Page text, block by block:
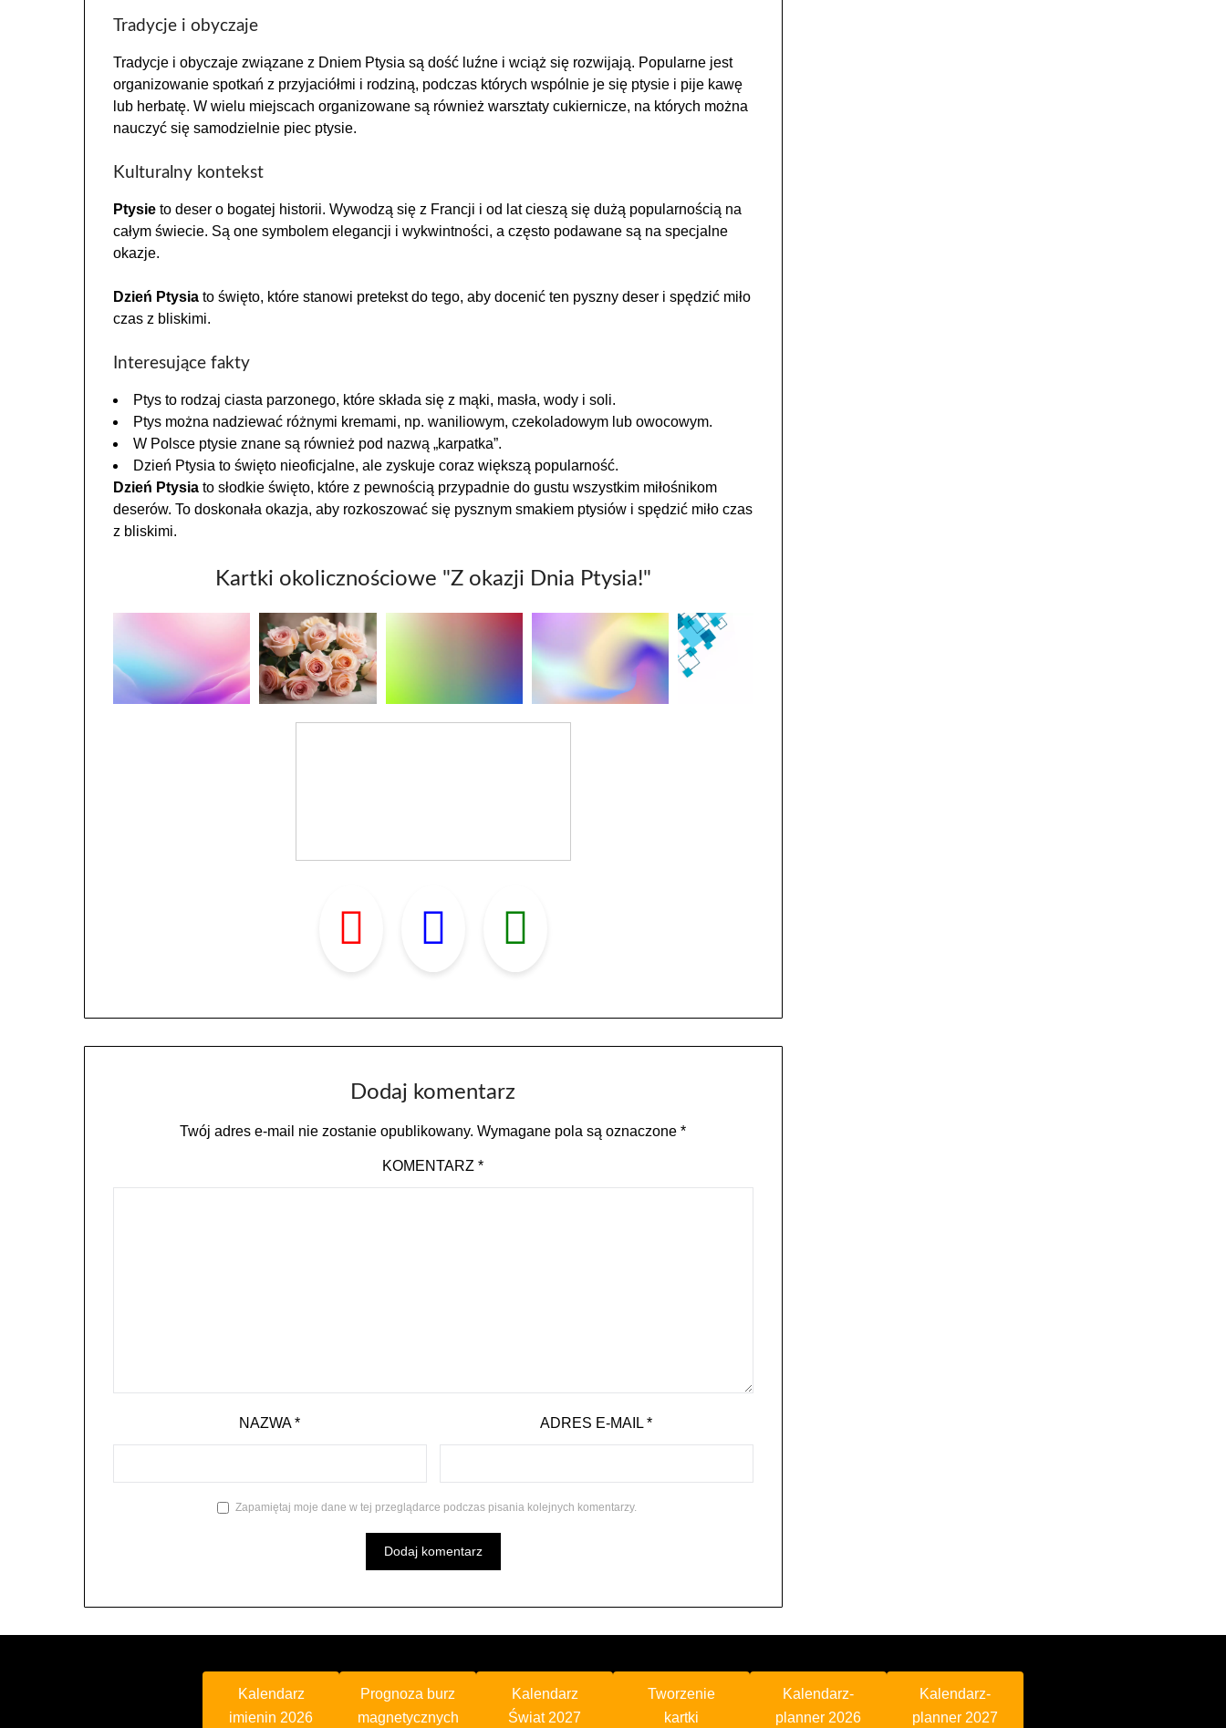
Tradycje i obyczaje
Tradycje i obyczaje związane z Dniem Ptysia są dość luźne i wciąż się rozwijają. Popularne jest
organizowanie spotkań z przyjaciółmi i rodziną, podczas których wspólnie je się ptysie i pije kawę
lub herbatę. W wielu miejscach organizowane są również warsztaty cukiernicze, na których można
nauczyć się samodzielnie piec ptysie.
Kulturalny kontekst
Ptysieto deser o bogatej historii. Wywodzą się z Francji i od lat cieszą się dużą popularnością na
całym świecie. Są one symbolem elegancji i wykwintności, a często podawane są na specjalne
okazje.
Dzień Ptysiato święto, które stanowi pretekst do tego, aby docenić ten pyszny deser i spędzić miło
czas z bliskimi.
Interesujące fakty
Ptys to rodzaj ciasta parzonego, które składa się z mąki, masła, wody i soli.
Ptys można nadziewać różnymi kremami, np. waniliowym, czekoladowym lub owocowym.
W Polsce ptysie znane są również pod nazwą „karpatka”.
Dzień Ptysia to święto nieoficjalne, ale zyskuje coraz większą popularność.
Dzień Ptysiato słodkie święto, które z pewnością przypadnie do gustu wszystkim miłośnikom
deserów. To doskonała okazja, aby rozkoszować się pysznym smakiem ptysiów i spędzić miło czas
z bliskimi.
Kartki okolicznościowe "Z okazji Dnia Ptysia!"
Dodaj komentarz
Twój adres e-mail nie zostanie opublikowany. Wymagane pola są oznaczone*
KOMENTARZ*
NAZWA* ADRES E-MAIL*
Zapamiętaj moje dane w tej przeglądarce podczas pisania kolejnych komentarzy.
Kalendarz
imienin 2026
Prognoza burz
magnetycznych
Kalendarz
Świat 2027
Tworzenie
kartki
Kalendarz-
planner 2026
Kalendarz-
planner 2027